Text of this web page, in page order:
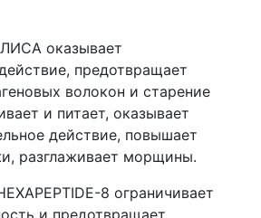
оказывает
предотвращает
волокон и старение
и питает, оказывает
действие, повышает
разглаживает морщины.
8 ограничивает
и предотвращает